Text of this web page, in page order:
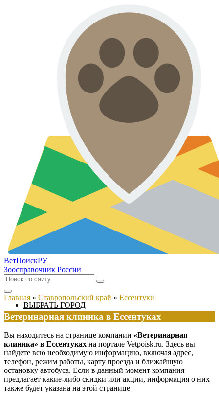
ВетПоискРУ
Зоосправочник России
ВЫБРАТЬ ГОРОД
Главная » Ставропольский край » Ессентуки
Ветеринарная клиника в Ессентуках
Вы находитесь на странице компании «Ветеринарная
клиника» в Ессентуках на портале Vetpoisk.ru. Здесь вы
найдете всю необходимую информацию, включая адрес,
телефон, режим работы, карту проезда и ближайшую
остановку автобуса. Если в данный момент компания
предлагает какие-либо скидки или акции, информация о них
также будет указана на этой странице.